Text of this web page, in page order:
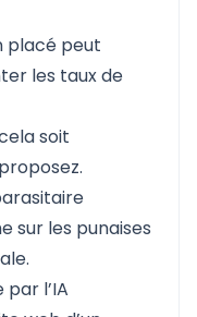
placé peut
les taux de
soit
sur les punaises
l’IA